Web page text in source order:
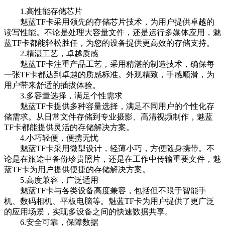
1.高性能存储芯片
魅蓝TF卡采用领先的存储芯片技术，为用户提供卓越的
读写性能。不论是处理大容量文件，还是运行多媒体应用，魅
蓝TF卡都能轻松胜任，为您的设备提供更高效的存储支持。
2.精湛工艺，卓越质感
魅蓝TF卡注重产品工艺，采用精湛的制造技术，确保每
一张TF卡都达到卓越的质感标准。外观精致，手感顺滑，为
用户带来舒适的插拔体验。
3.多容量选择，满足个性需求
魅蓝TF卡提供多种容量选择，满足不同用户的个性化存
储需求。从日常文件存储到专业摄影、高清视频制作，魅蓝
TF卡都能提供灵活的存储解决方案。
4.小巧轻便，便携无忧
魅蓝TF卡采用微型设计，轻薄小巧，方便随身携带。不
论是在旅途中备份珍贵照片，还是在工作中传输重要文件，魅
蓝TF卡为用户提供便捷的存储解决方案。
5.高度兼容，广泛适用
魅蓝TF卡与各类设备高度兼容，包括但不限于智能手
机、数码相机、平板电脑等。魅蓝TF卡为用户提供了更广泛
的应用场景，实现多设备之间的快速数据共享。
6.安全可靠，保障数据